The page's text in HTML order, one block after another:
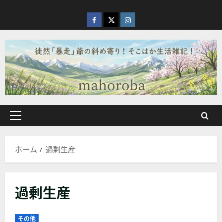
を
ス
キ
ッ
プ
facebook
X Instagram
メ
ン
ー
ホーム 過剰生産
過剰生産
その他